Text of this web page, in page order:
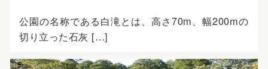
公園の名称である白滝とは、高さ70m、幅200mの
切り立った石灰 […]